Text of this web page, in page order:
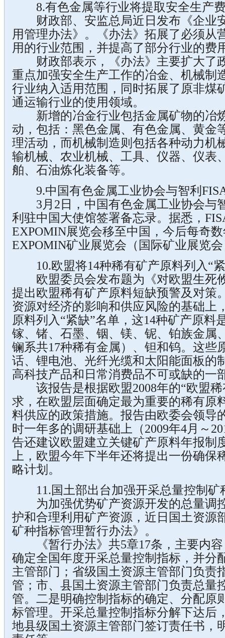
8.有色金属等行业将提取安全生产
财政部、安监总局近日发布《企业
用管理办法》。《办法》拓展了必须从
用的行业范围，并提高了部分行业的费
财政部表示，《办法》主要扩大了
重点加强安全生产工作的冶金、机械制
行业纳入适用范围，同时拓展了原非煤
通运输行业的使用领域。
新增的冶金行业包括金属矿物的冶
动，包括：黑色金属、有色金属、黄金
理活动，而机械制造则包括各种动力机
输机械、农业机械、工具、仪器、仪表
舶、石油炼化装备等。
9.中国有色金属工业协会与智利
3月2日，中国有色金属工业协会与
利驻中国大使馆签署备忘录。据悉，
EXPOMIN展览会移至中国，今后每奇
EXPOMIN矿业展览会（国际矿业展览
10.欧盟将14种稀有矿产原料列入“
欧盟委员会发布题为《对欧盟生死
提出欧盟稀有矿产原料短缺预警及对策
资源对经济的影响和供应风险的基础上
原料列入“紧缺”名单，这14种矿产原料
镓、锗、石墨、铟、镁、铌、铂族金属
镧系共17种稀有金属）、钽和钨。这些
话、锂电池、光纤光缆和太阳能面板的
高科技产品和日常消费品不可或缺的一
该报告是根据欧盟2008年的“欧盟稀
求，在欧盟层面确定最为重要的稀有原
料供应的政策措施。报告由欧委会领导
时一年多的调研基础上（2009年4月～
告还建议欧盟建立关键矿产原料年报制
上，欧盟今年下半年还将提出一份确保
略计划。
11.国土部出台加强开采总量控制矿
为加强优势矿产资源开发的总量调
护和合理利用矿产资源，近日国土资源
矿种指标管理暂行办法》。
《暂行办法》共5章17条，主要内容
确定全国年度开采总量控制指标，并分
主管部门；省级国土资源主管部门负责
管；市、县国土资源主管部门负责总量
管。二是明确控制指标的确定、分配原
标管理。开采总量控制指标分解下达后
地县级国土资源主管部门签订责任书，